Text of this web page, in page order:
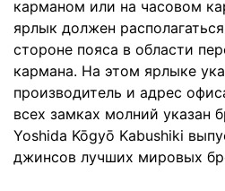
карманом или на часовом
ярлык должен
стороне пояса в области
кармана. На этом ярлыке
производитель и адрес
всех замках молний указан
Yoshida Kōgyō Kabushiki
джинсов лучших мировых